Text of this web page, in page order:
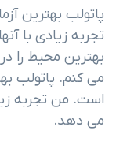
پاتولب بهترین
تجربه زیادی با
بهترین محیط را در
می کنم. پاتولب
است. من تجربه
می دهد.